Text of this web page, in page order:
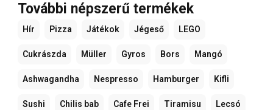
További népszerű termékek
Hír Pizza Játékok Jégeső LEGO
Cukrászda Müller Gyros Bors Mangó
Ashwagandha Nespresso Hamburger Kifli
Sushi Chilis bab Cafe Frei Tiramisu Lecsó